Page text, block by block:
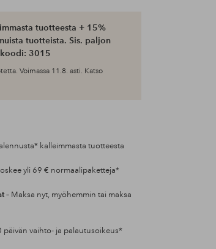
tuotteesta + 15%
tuotteista. Sis. paljon
3015
Voimassa 11.8. asti. Katso
kalleimmasta tuotteesta
yli 69 € normaalipaketteja*
– Maksa nyt, myöhemmin tai maksa
päivän vaihto- ja palautusoikeus*